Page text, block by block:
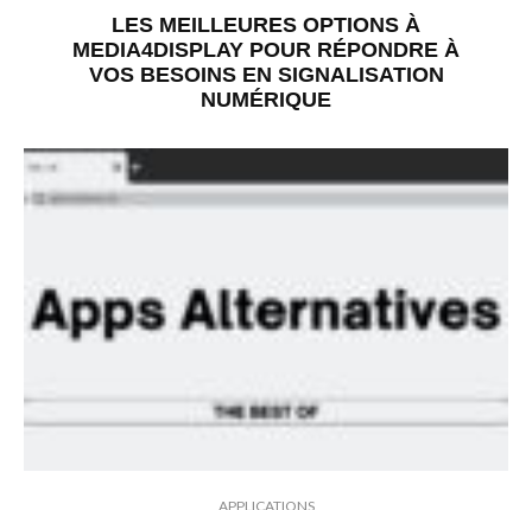
LES MEILLEURES OPTIONS À
MEDIA4DISPLAY POUR RÉPONDRE À
VOS BESOINS EN SIGNALISATION
NUMÉRIQUE
APPLICATIONS